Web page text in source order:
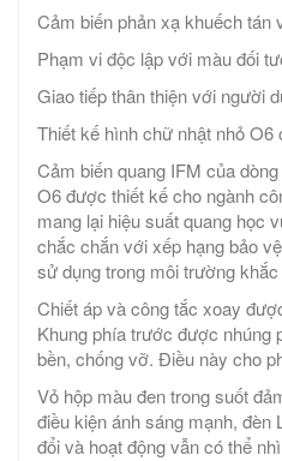
Cảm biến phản xạ khuếch tán
Phạm vi độc lập với màu đối
Giao tiếp thân thiện với người
Thiết kế hình chữ nhật nhỏ
Cảm biến quang IFM của
O6 được thiết kế cho ngành
mang lại hiệu suất quang học
chắc chắn với xếp hạng bảo
sử dụng trong môi trường khắc
Chiết áp và công tắc xoay
Khung phía trước được nhúng
bền, chống vỡ. Điều này cho
Vỏ hộp màu đen trong suốt
điều kiện ánh sáng mạnh, đèn
đổi và hoạt động vẫn có thể